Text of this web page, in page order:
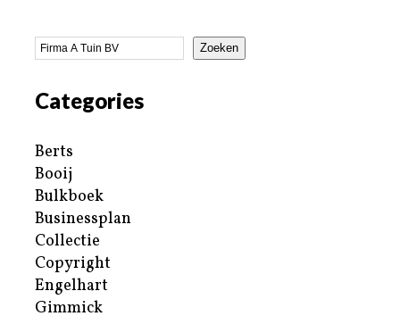
Zoeken
Categories
Berts
Booij
Bulkboek
Businessplan
Collectie
Copyright
Engelhart
Gimmick